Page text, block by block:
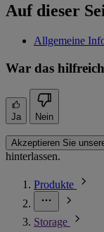
Auf dieser
Allgemeine
War das
Ja Nein
Akzeptieren Sie
hinterlassen.
Produkte
Storage